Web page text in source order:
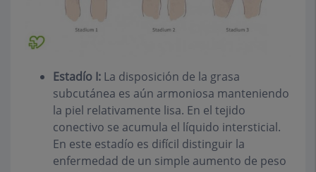
Estadío I: La disposición de la grasa
subcutánea es aún armoniosa manteniendo
la piel relativamente lisa. En el tejido
conectivo se acumula el líquido intersticial.
En este estadío es difícil distinguir la
enfermedad de un simple aumento de peso